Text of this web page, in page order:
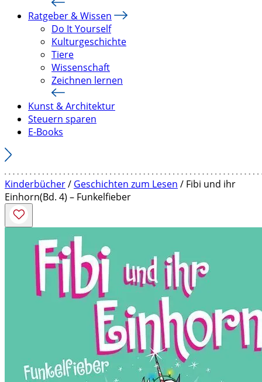
Ratgeber & Wissen
Do It Yourself
Kulturgeschichte
Tiere
Wissenschaft
Zeichnen lernen
Kunst & Architektur
Steuern sparen
E-Books
Kinderbücher/ Geschichten zum Lesen / Fibi und ihr
Einhorn(Bd. 4) – Funkelfieber